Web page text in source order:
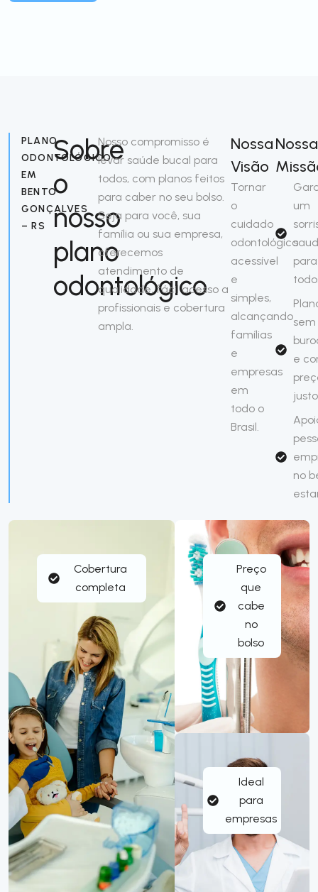
Cobertura
completa
Preço
que
cabe
no
bolso
Ideal
para
empresas
PLANO
ODONTOLÓGICO
EM
BENTO
GONÇALVES
– RS
Sobre
o
nosso
plano
odontológico
Nosso compromisso é
levar saúde bucal para
todos, com planos feitos
para caber no seu bolso.
Seja para você, sua
família ou sua empresa,
oferecemos
atendimento de
qualidade, fácil acesso a
profissionais e cobertura
ampla.
Nossa
Visão
Tornar
o
cuidado
odontológico
acessível
e
simples,
alcançando
famílias
e
empresas
em
todo o
Brasil.
Nossa
um
para
sem
e
justo
no